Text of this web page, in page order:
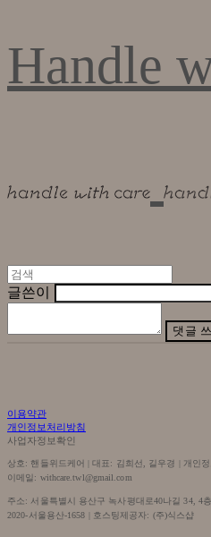
Handle
글쓴이
댓글
이용약관
개인정보처리방침
사업자정보확인
상호: 핸들위드케어 | 대표: 김희선, 길우경 | 개인정
이메일: withcare.twl@gmail.com
주소: 서울특별시 용산구 녹사평대로40나길 34, 4
2020-서울용산-1658 | 호스팅제공자: (주)식스샵